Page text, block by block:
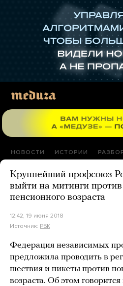
НОВОСТИ ИСТОРИИ
Крупнейший профсоюз
выйти на митинги
пенсионного возраста
12:42, 19 июня 2018
Источник: РБК
Федерация независимых
предложила проводить в
шествия и пикеты против
возраста. Об этом